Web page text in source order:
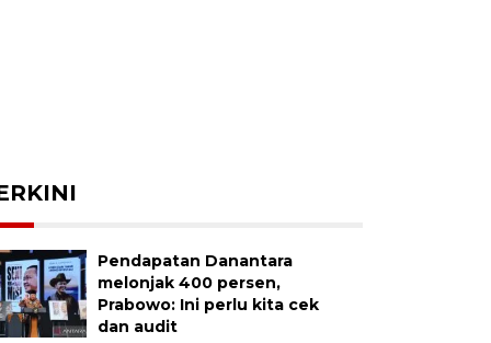
Pendapatan Danantara
melonjak 400 persen,
Prabowo: Ini perlu kita cek
dan audit